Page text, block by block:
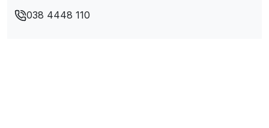
Xã Long Điền A
038 4448 110